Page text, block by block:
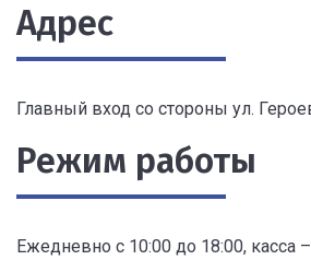
Адрес
Главный вход со стороны ул.
Режим работы
Ежедневно с 10:00 до 18:00, касса